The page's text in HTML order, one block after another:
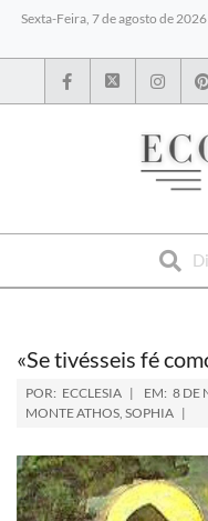
Sexta-Feira, 7 de agosto de
«Se tivésseis fé
POR: ECCLESIA EM: 8 DE
MONTE ATHOS, SOPHIA